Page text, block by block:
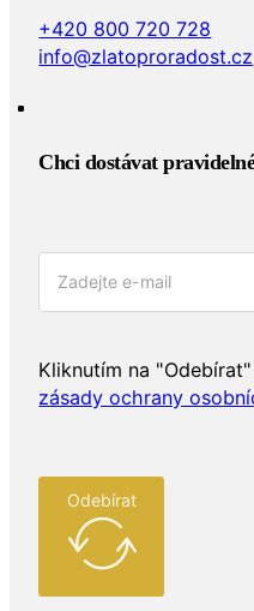
+420 800 720 728
info@zlatoproradost.cz
Chci dostávat
Kliknutím na
zásady ochrany
Odebírat